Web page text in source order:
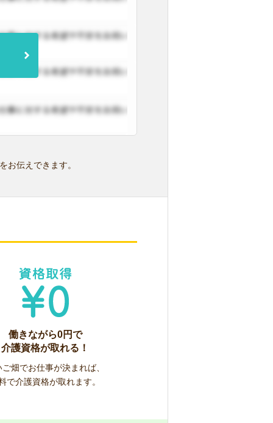
お伝えできます。
働きながら0円で
介護資格が取れる！
畑でお仕事が決まれば、
で介護資格が取れます。